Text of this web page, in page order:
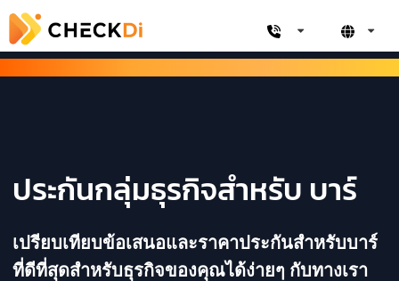
ประกันกลุ่มธุรกิจสำหรับ บาร์
เปรียบเทียบข้อเสนอและราคาประกันสำหรับบาร์
ที่ดีที่สุดสำหรับธุรกิจของคุณได้ง่ายๆ กับทางเรา